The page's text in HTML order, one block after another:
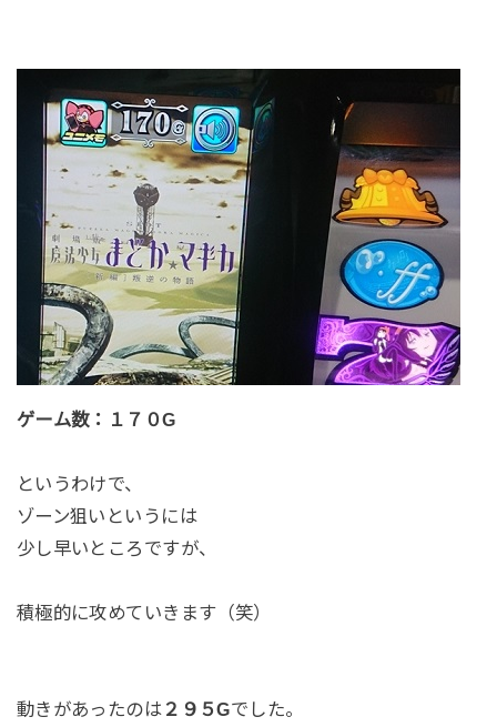
ゲーム数：１７０G
というわけで、
ゾーン狙いというには
少し早いところですが、
積極的に攻めていきます（笑）
動きがあったのは ２９５Gでした。